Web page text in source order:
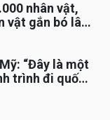
nhân vật,
vật gắn bó lâu
“Đây là một
trình đi quốc